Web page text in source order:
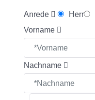
Anrede Herr
Vorname
Nachname